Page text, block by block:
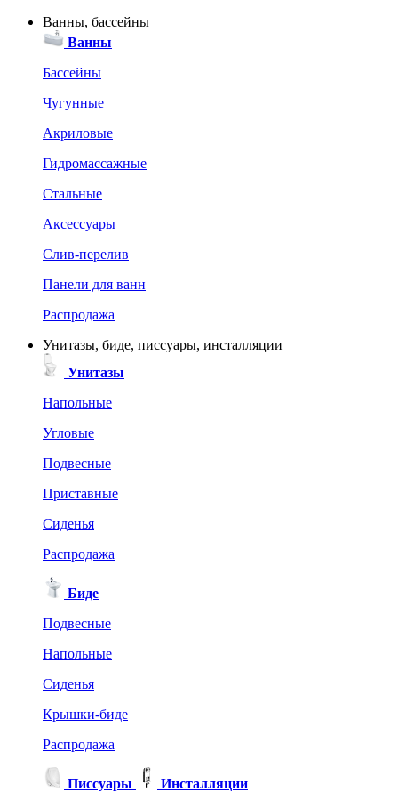
Ванны, бассейны
Ванны
Бассейны
Чугунные
Акриловые
Гидромассажные
Стальные
Аксессуары
Слив-перелив
Панели для ванн
Распродажа
Унитазы, биде, писсуары, инсталляции
Унитазы
Напольные
Угловые
Подвесные
Приставные
Сиденья
Распродажа
Биде
Подвесные
Напольные
Сиденья
Крышки-биде
Распродажа
Писсуары
Инсталляции